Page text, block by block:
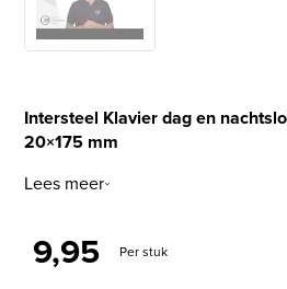
Intersteel Klavier dag en
20×175 mm
Lees meer
9,95 Per stuk